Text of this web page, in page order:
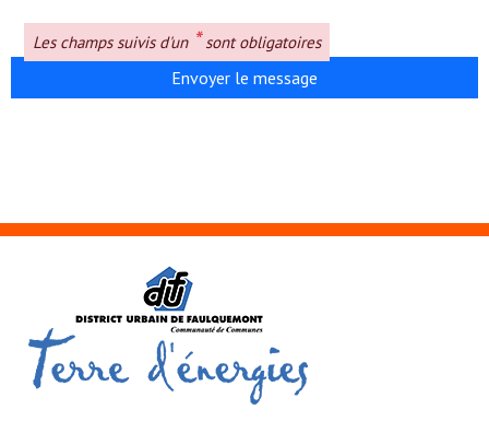
Les champs suivis d'un *sont obligatoires
Envoyer le message